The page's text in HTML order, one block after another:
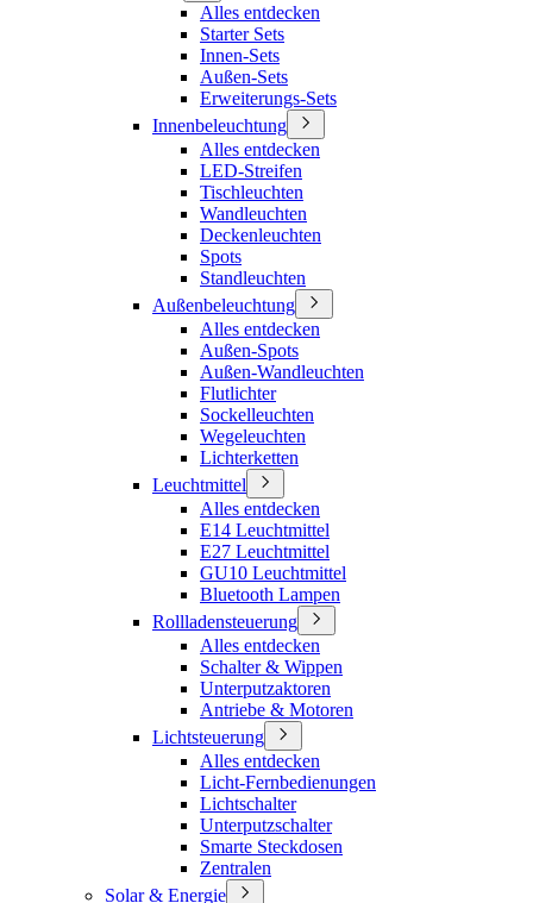
Alles entdecken
Starter Sets
Innen-Sets
Außen-Sets
Erweiterungs-Sets
Innenbeleuchtung
Alles entdecken
LED-Streifen
Tischleuchten
Wandleuchten
Deckenleuchten
Spots
Standleuchten
Außenbeleuchtung
Alles entdecken
Außen-Spots
Außen-Wandleuchten
Flutlichter
Sockelleuchten
Wegeleuchten
Lichterketten
Leuchtmittel
Alles entdecken
E14 Leuchtmittel
E27 Leuchtmittel
GU10 Leuchtmittel
Bluetooth Lampen
Rollladensteuerung
Alles entdecken
Schalter & Wippen
Unterputzaktoren
Antriebe & Motoren
Lichtsteuerung
Alles entdecken
Licht-Fernbedienungen
Lichtschalter
Unterputzschalter
Smarte Steckdosen
Zentralen
Solar & Energie